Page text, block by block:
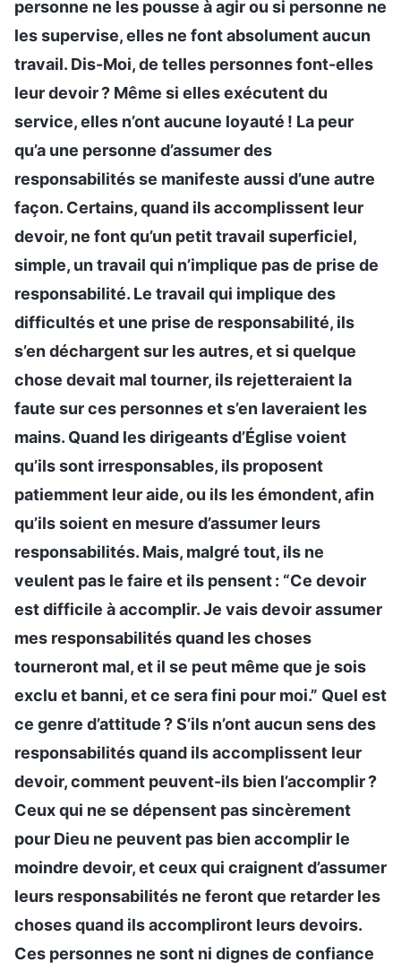
personne ne les pousse à agir ou si personne ne
les supervise, elles ne font absolument aucun
travail. Dis-Moi, de telles personnes font-elles
leur devoir ? Même si elles exécutent du
service, elles n’ont aucune loyauté ! La peur
qu’a une personne d’assumer des
responsabilités se manifeste aussi d’une autre
façon. Certains, quand ils accomplissent leur
devoir, ne font qu’un petit travail superficiel,
simple, un travail qui n’implique pas de prise de
responsabilité. Le travail qui implique des
difficultés et une prise de responsabilité, ils
s’en déchargent sur les autres, et si quelque
chose devait mal tourner, ils rejetteraient la
faute sur ces personnes et s’en laveraient les
mains. Quand les dirigeants d’Église voient
qu’ils sont irresponsables, ils proposent
patiemment leur aide, ou ils les émondent, afin
qu’ils soient en mesure d’assumer leurs
responsabilités. Mais, malgré tout, ils ne
veulent pas le faire et ils pensent : “Ce devoir
est difficile à accomplir. Je vais devoir assumer
mes responsabilités quand les choses
tourneront mal, et il se peut même que je sois
exclu et banni, et ce sera fini pour moi.” Quel est
ce genre d’attitude ? S’ils n’ont aucun sens des
responsabilités quand ils accomplissent leur
devoir, comment peuvent-ils bien l’accomplir ?
Ceux qui ne se dépensent pas sincèrement
pour Dieu ne peuvent pas bien accomplir le
moindre devoir, et ceux qui craignent d’assumer
leurs responsabilités ne feront que retarder les
choses quand ils accompliront leurs devoirs.
Ces personnes ne sont ni dignes de confiance